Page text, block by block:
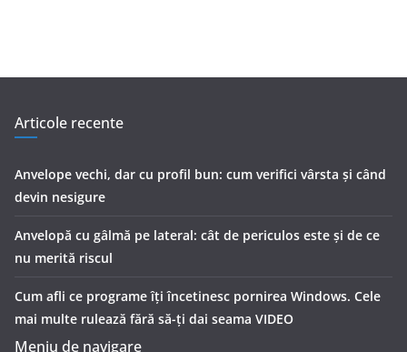
Articole recente
Anvelope vechi, dar cu profil bun: cum verifici vârsta și când
devin nesigure
Anvelopă cu gâlmă pe lateral: cât de periculos este și de ce
nu merită riscul
Cum afli ce programe îți încetinesc pornirea Windows. Cele
mai multe rulează fără să-ți dai seama VIDEO
Meniu de navigare